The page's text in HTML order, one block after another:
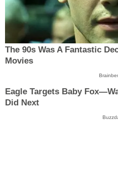
The 90s Was A Fantastic
Movies
Eagle Targets Baby
Did Next